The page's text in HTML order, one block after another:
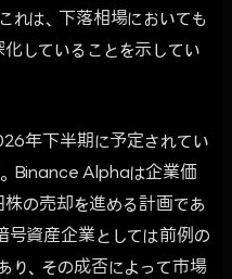
れは、下落相場においても
していることを示してい
年下半期に予定されてい
Binance Alphaは企業価
の売却を進める計画であ
号資産企業としては前例の
り、その成否によって市場